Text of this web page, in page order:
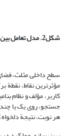
شکل2. مدل تعامل بین زبان کاربر، زبان مؤلف و زبان نظام ذخیره و بازیابی اطلاعات
سطح داخلی مثلث،
مؤثرترین نقاط، نقطة
کاربر، مؤلف و نظام
جستجو، روی یک یا
هر نوبت، نتیجة